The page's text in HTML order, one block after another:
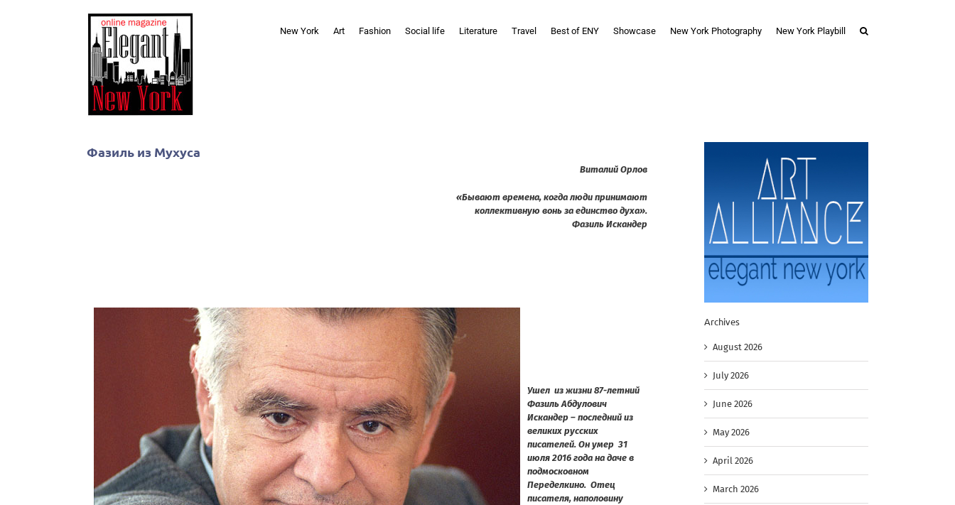
New York Art Fashion Social life Literature Travel Best of ENY Showcase New York Photography New York Playbill
Фазиль из Мухуса
Виталий Орлов
«Бывают времена, когда люди принимают
коллективную вонь за единство духа».
Фазиль Искандер
Ушел из жизни 87-летний
Фазиль Абдулович
Искандер – последний из
великих русских
писателей. Он умер 31
июля 2016 года на даче в
подмосковном
Переделкино. Отец
писателя, наполовину
Archives
August 2026
July 2026
June 2026
May 2026
April 2026
March 2026